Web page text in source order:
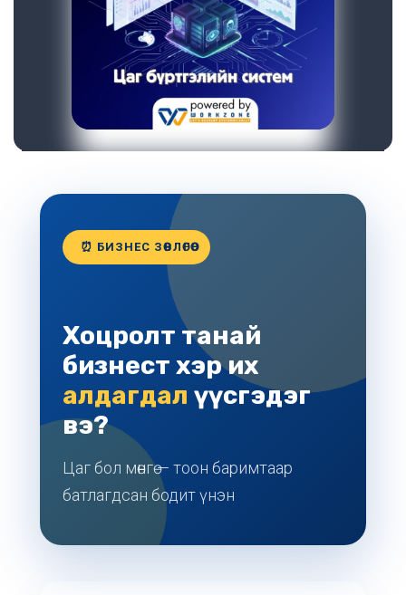
⏰ БИЗНЕС ЗӨВЛӨГӨӨ
Хоцролт танай
бизнест хэр их
алдагдал үүсгэдэг
вэ?
Цаг бол мөнгө — тоон баримтаар
батлагдсан бодит үнэн